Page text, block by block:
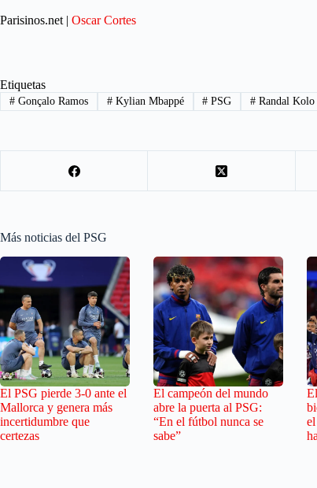
Parisinos.net | Oscar Cortes
Etiquetas
#Gonçalo Ramos #Kylian Mbappé # PSG # Randal
Más noticias del PSG
El PSG pierde 3-0 ante el
Mallorca y genera más
incertidumbre que
certezas
El campeón del mundo
abre la puerta al PSG:
“En el fútbol nunca se
sabe”